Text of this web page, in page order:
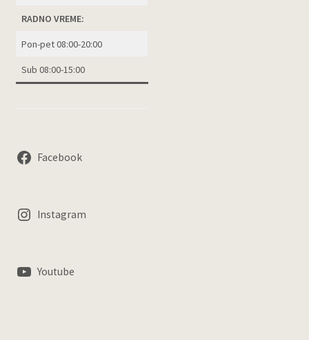
RADNO VREME:
Pon-pet 08:00-20:00
Sub 08:00-15:00
Facebook
Instagram
Youtube